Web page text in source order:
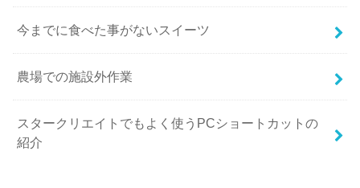
今までに食べた事がないスイーツ
農場での施設外作業
スタークリエイトでもよく使うPCショートカットの
紹介